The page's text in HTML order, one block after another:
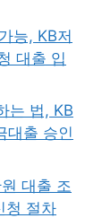
능, KB저
대출 입
는 법, KB
대출 승인
대출 조
청 절차